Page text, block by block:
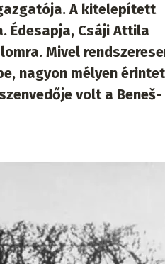
A kitelepített
Édesapja, Csáji Attila
Mivel
nagyon mélyen
volt a Beneš-